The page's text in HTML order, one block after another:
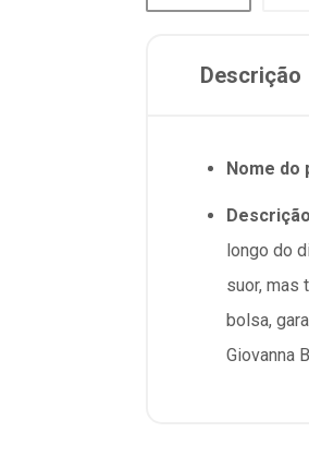
Descrição
Nome do
longo do
suor, mas
bolsa,
Giovanna